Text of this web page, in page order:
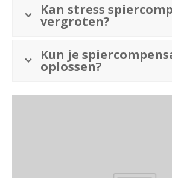
Kan stress
vergroten?
Kun je
oplossen?